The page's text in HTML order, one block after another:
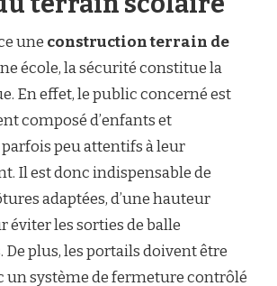
TERRAIN
TENNIS
ÉCOLE
?
une construction terrain de
école, la sécurité constitue la
En effet, le public concerné est
composé d’enfants et
parfois peu attentifs à leur
Il est donc indispensable de
adaptées, d’une hauteur
éviter les sorties de balle
plus, les portails doivent être
un système de fermeture contrôlé